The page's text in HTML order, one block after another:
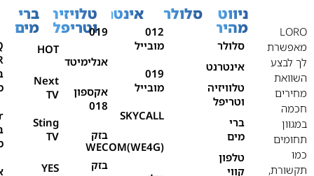
LORO
מאפשרת
לך לבצע
השוואת
מחירים
חכמה
במגוון
תחומים
כמו
תקשורת,
ניווט
מהיר
סלולר
אינטרנט
טלוויזיה
וטריפל
ברי
מים
טלפון
קווי
סלולר
012
מובייל
019
מובייל
SKYCALL
WECOM(WE4G)
אינטרנט
019
אנלימיטד
אקספון
018
בזק
בזק
טלויזיה
וטריפל
HOT
Next
TV
Sting
TV
YES
ברי
מים